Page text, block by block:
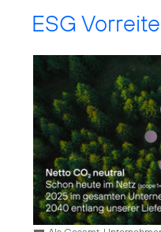
ESG